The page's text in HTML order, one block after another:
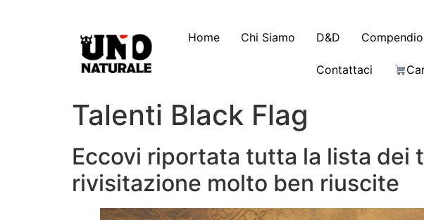
Home Chi Siamo D&D Compendio
Contattaci
Talenti Black Flag
Eccovi riportata tutta la lista dei
rivisitazione molto ben riuscite